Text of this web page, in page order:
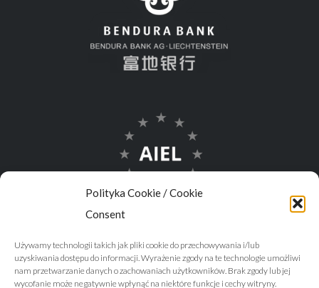
Polityka Cookie / Cookie
Consent
Używamy technologii takich jak pliki cookie do przechowywania i/lub
uzyskiwania dostępu do informacji. Wyrażenie zgody na te technologie umożliwi
nam przetwarzanie danych o zachowaniach użytkowników. Brak zgody lub jej
wycofanie może negatywnie wpłynąć na niektóre funkcje i cechy witryny.